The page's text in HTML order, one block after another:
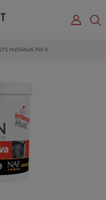
LTS HUDSALVA 750 G